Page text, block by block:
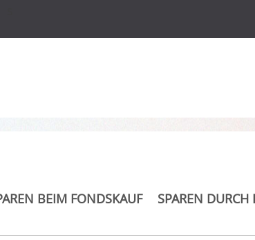
BEIM FONDSKAUF SPAREN
Bond Defender